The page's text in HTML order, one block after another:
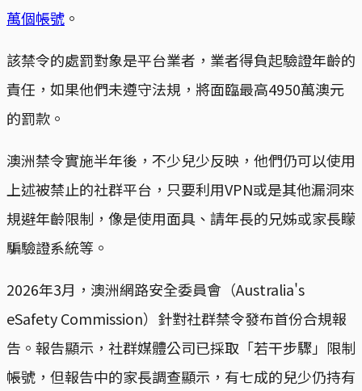
萬個帳號 。
該禁令的處罰對象是平台業者，業者得負起驗證年齡的
責任，如果他們未遵守法規，將面臨最高4950萬澳元
的罰款。
澳洲禁令實施半年後，不少兒少反映，他們仍可以使用
上述被禁止的社群平台，只要利用VPN或是其他漏洞來
規避年齡限制，像是使用面具、請年長的兄姊或家長矇
騙驗證系統等。
2026年3月，澳洲網路安全委員會（Australia's
eSafety Commission）針對社群禁令發布首份合規報
告。報告顯示，社群媒體公司已採取「若干步驟」限制
帳號，但報告中的家長調查顯示，有七成的兒少仍持有